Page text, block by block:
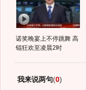
诺奖晚宴上不停跳舞 高
锟狂欢至凌晨2时
我来说两句(0)